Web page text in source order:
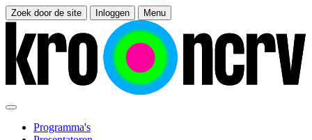
Zoek door de site Inloggen Menu
Programma's